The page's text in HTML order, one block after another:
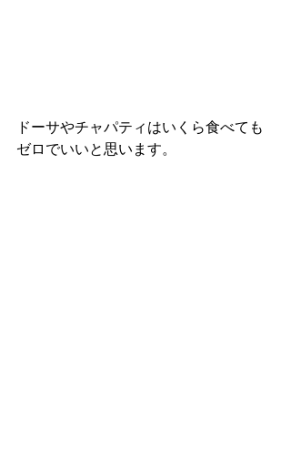
ドーサやチャパティはいくら食べても
ゼロでいいと思います。